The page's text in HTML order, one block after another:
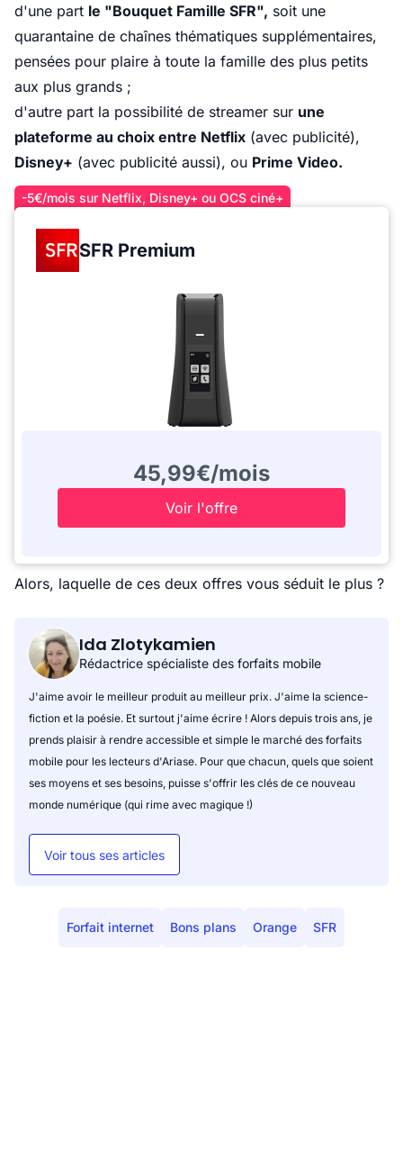
d'une part le "Bouquet Famille SFR", soit une
quarantaine de chaînes thématiques supplémentaires,
pensées pour plaire à toute la famille des plus petits
aux plus grands ;
d'autre part la possibilité de streamer sur une
plateforme au choix entre Netflix (avec publicité),
Disney+ (avec publicité aussi), ou Prime Video.
-5€/mois sur Netflix, Disney+ ou OCS ciné+
SFR Premium
45,99€/mois
Voir l'offre
Alors, laquelle de ces deux offres vous séduit le plus ?
Ida Zlotykamien
Rédactrice spécialiste des forfaits mobile
J'aime avoir le meilleur produit au meilleur prix. J'aime la science-
fiction et la poésie. Et surtout j'aime écrire ! Alors depuis trois ans, je
prends plaisir à rendre accessible et simple le marché des forfaits
mobile pour les lecteurs d'Ariase. Pour que chacun, quels que soient
ses moyens et ses besoins, puisse s'offrir les clés de ce nouveau
monde numérique (qui rime avec magique !)
Voir tous ses articles
Forfait internet Bons plans Orange SFR